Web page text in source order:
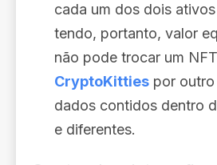
cada um dos dois
tendo, portanto, valor
não pode trocar um
CryptoKitties por
dados contidos dentro
e diferentes.